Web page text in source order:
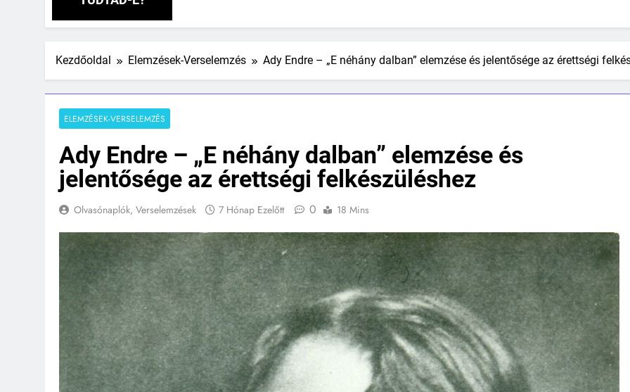
Kezdőoldal Elemzések-Verselemzés Ady Endre – „E néhány dalban” elemzése és jelentősége az érettségi
ELEMZÉSEK-VERSELEMZÉS
Ady Endre – „E néhány dalban” elemzése és
jelentősége az érettségi felkészüléshez
Olvasónaplók, Verselemzések 7 Hónap Ezelőtt 0 18 Mins